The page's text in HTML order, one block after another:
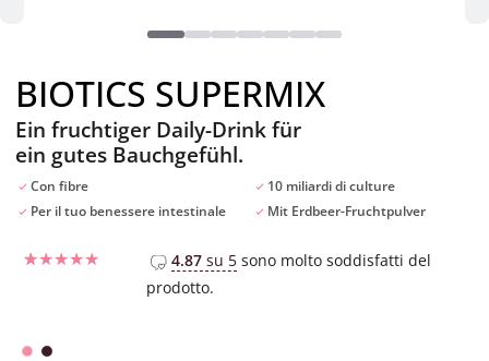
BIOTICS SUPERMIX
Ein fruchtiger Daily-Drink für
ein gutes Bauchgefühl.
Con fibre
10 miliardi di culture
Per il tuo benessere intestinale
Mit Erdbeer-Fruchtpulver
4.87su 5sono molto soddisfatti del
prodotto.